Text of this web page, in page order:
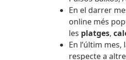
En el darrer
online més
les platges,
En l’últim mes,
respecte a